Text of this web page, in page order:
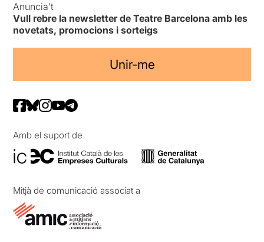
Anuncia’t
Vull rebre la newsletter de Teatre Barcelona amb les
novetats, promocions i sorteigs
Unir-me
Amb el suport de
Mitjà de comunicació associat a